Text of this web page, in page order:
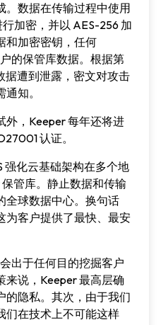
。数据在传输过程中使用
加密，并以 AES-256 加
和加密密钥，任何
的保管库数据。根据第
据遭到泄露，密文对攻击
知。
外，Keeper 每年还将进
认证。
强化云基础架构在多个地
管库。静止数据和传输
全球数据中心。换句话
为客户提供了最快、最安
出于任何目的挖掘客户
来说，Keeper 最高层确
的隐私。其次，由于我们
们在技术上不可能这样